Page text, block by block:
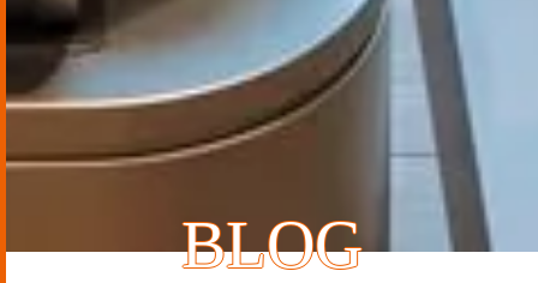
BLOG